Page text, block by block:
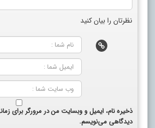
نظرتان را بیان کنید
ذخیره نام، ایمیل و وبسایت من در مرورگر برای
دیدگاهی می‌نویسم.